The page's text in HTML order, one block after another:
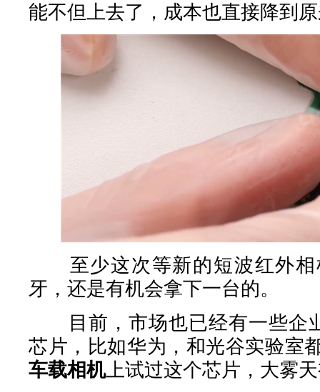
能不但上去了，成本也直接降到
至少这次等新的短波红外相
牙，还是有机会拿下一台的。
目前，市场也已经有一些企
芯片，比如华为，和光谷实验室
车载相机上试过这个芯片，大雾